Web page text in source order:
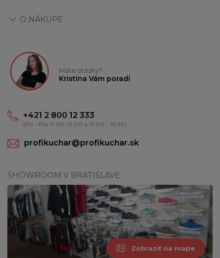
O NÁKUPE
Máte otázky?
Kristína Vám poradí
+421 2 800 12 333
(Po - Pia: 9:00-12:00 a 13:00 - 16:30)
profikuchar@profikuchar.sk
SHOWROOM V BRATISLAVE
Zobraziť na mape